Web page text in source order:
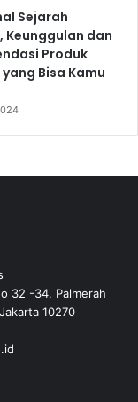
Sejarah
Keunggulan dan
Produk
Bisa Kamu
32 -34, Palmerah
10270